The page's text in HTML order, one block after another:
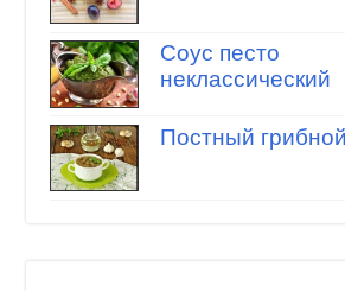
Соус песто
неклассический
Постный